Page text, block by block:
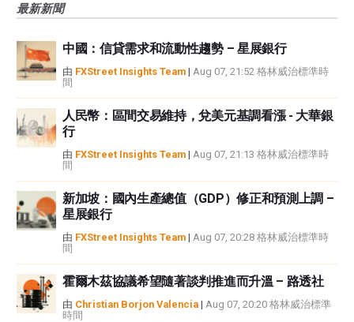
觀點，並不代表FXStreet或其廣告商的官方政策或立場。作者不對本頁連結的
如果文章正文中沒有明確提到，在撰寫本文時，作者在本文中提到的任何股票
中都沒有頭寸，也沒有與文中提到的任何公司有業務關係。除了FXStreet，作
者沒有收到撰寫這篇文章的報酬。
FXStreet和作者不提供個性化的建議。作者對該資訊的準確性、完整性或適用
性不作任何陳述。FXStreet和作者將不承擔任何錯誤，遺漏或任何損失，傷害
或損害由此資訊及其顯示或使用引起的。錯誤和遺漏除外。本文作者和
FXStreet並非註冊投資顧問，本文內容無意提供任何投資建議。
最新新聞
中國：信貸需求和流動性趨勢 – 星展銀行
由 FXStreet Insights Team | Aug 07, 21:52 格林威治標準時
間
人民幣：區間交易維持，兌美元基調看漲 - 大華銀
行
由 FXStreet Insights Team | Aug 07, 21:13 格林威治標準時
間
新加坡：國內生產總值（GDP）修正和預測上調 –
星展銀行
由 FXStreet Insights Team | Aug 07, 20:28 格林威治標準時
間
霍爾木茲協議希望隨著談判推進而升溫 – 路透社
由 Christian Borjon Valencia | Aug 07, 20:20 格林威治標準
時間